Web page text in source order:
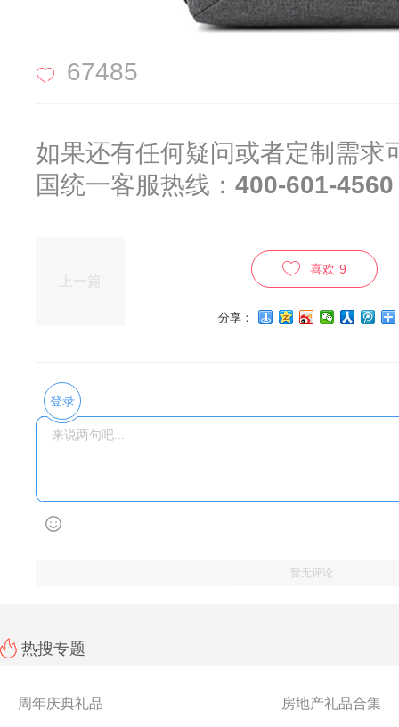
67485
如果还有任何疑问或者定制需求
国统一客服热线： 400-601-4560
上一篇
喜欢 9
分享：
登录
暂无评论
热搜专题
周年庆典礼品 房地产礼品合集